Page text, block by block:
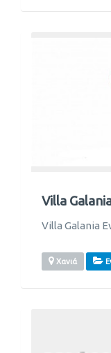
Villa
Villa Galania
Χανιά